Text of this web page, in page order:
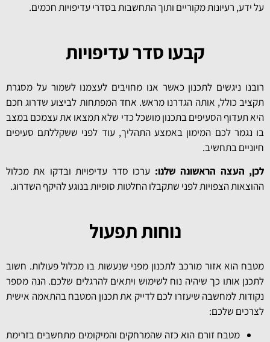
על ידע, רעיונות מקוריים ותוך התחשבות בסדרי עדיפויות חכמים.
קבעו סדר עדיפויות
רובנו ניגשים לתכנון כאשר אנו מחויבים לעצמנו לשמור על מסגרת
תקציב כולל, אותה הגדרנו מראש. אחד המפתחות לביצוע שדרוג חכם
היא תעדוף הסעיפים בתכנון מושכל כדי שלא תמצאו את עצמכם במצב
בו נגמר לכם המימון באמצע התהליך, עוד לפני ששקללתם סעיפים
חיוניים בתחשיב.
לכן, העצה הראשונה שלנו: ערכו סדר עדיפויות ובדקו את מכלול
ההוצאות הצפויות לפני שתקבלו החלטות סופיות בנוגע להיקף השדרוג.
נוחות תפעול
מטבח הוא אזור מורכב לתכנון מפני שנעשות בו מכלול פעולות. חשוב
לתכנן אותו כך שיהיה נוח לשימוש ויתאים להרגלים שלכם. הנה מספר
נקודות למחשבה שיעזרו לכם לדייק את תכנון המטבח בהתאמה אישית
לצרכים שלכם:
מטבח זורם הוא כזה שהמרחקים והמיקומים מתחשבים בזרימת